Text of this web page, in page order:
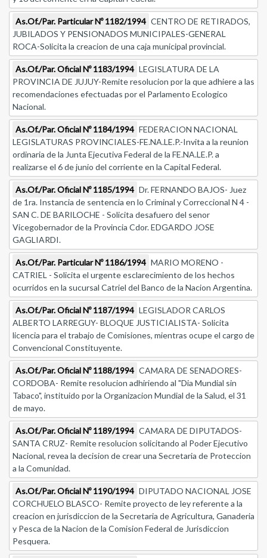
As.Of./Par. Particular Nº 1182/1994 CENTRO DE RETIRADOS,
JUBILADOS Y PENSIONADOS MUNICIPALES-GENERAL
ROCA-Solicita la creacion de una caja municipal provincial.
As.Of./Par. Oficial Nº 1183/1994 LEGISLATURA DE LA
PROVINCIA DE JUJUY-Remite resolucion por la que adhiere a las
recomendaciones efectuadas por el Parlamento Ecologico
Nacional.
As.Of./Par. Oficial Nº 1184/1994 FEDERACION NACIONAL
LEGISLATURAS PROVINCIALES-FE.NA.LE.P.-Invita a la reunion
ordinaria de la Junta Ejecutiva Federal de la FE.NA.LE.P. a
realizarse el 6 de junio del corriente en la Capital Federal.
As.Of./Par. Oficial Nº 1185/1994 Dr. FERNANDO BAJOS- Juez
de 1ra. Instancia de sentencia en lo Criminal y Correccional N 4 -
SAN C. DE BARILOCHE - Solicita desafuero del senor
Vicegobernador de la Provincia Cdor. EDGARDO JOSE
GAGLIARDI.
As.Of./Par. Particular Nº 1186/1994 MARIO MORENO -
CATRIEL - Solicita el urgente esclarecimiento de los hechos
ocurridos en la sucursal Catriel del Banco de la Nacion Argentina.
As.Of./Par. Oficial Nº 1187/1994 LEGISLADOR CARLOS
ALBERTO LARREGUY- BLOQUE JUSTICIALISTA- Solicita
licencia para el trabajo de Comisiones, mientras ocupe el cargo de
Convencional Constituyente.
As.Of./Par. Oficial Nº 1188/1994 CAMARA DE SENADORES-
CORDOBA- Remite resolucion adhiriendo al "Dia Mundial sin
Tabaco", instituido por la Organizacion Mundial de la Salud, el 31
de mayo.
As.Of./Par. Oficial Nº 1189/1994 CAMARA DE DIPUTADOS-
SANTA CRUZ- Remite resolucion solicitando al Poder Ejecutivo
Nacional, revea la decision de crear una Secretaria de Proteccion
a la Comunidad.
As.Of./Par. Oficial Nº 1190/1994 DIPUTADO NACIONAL JOSE
CORCHUELO BLASCO- Remite proyecto de ley referente a la
creacion en jurisdiccion de la Secretaria de Agricultura, Ganaderia
y Pesca de la Nacion de la Comision Federal de Jurisdiccion
Pesquera.